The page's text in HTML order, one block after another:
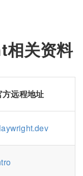
关资料
方远程地址